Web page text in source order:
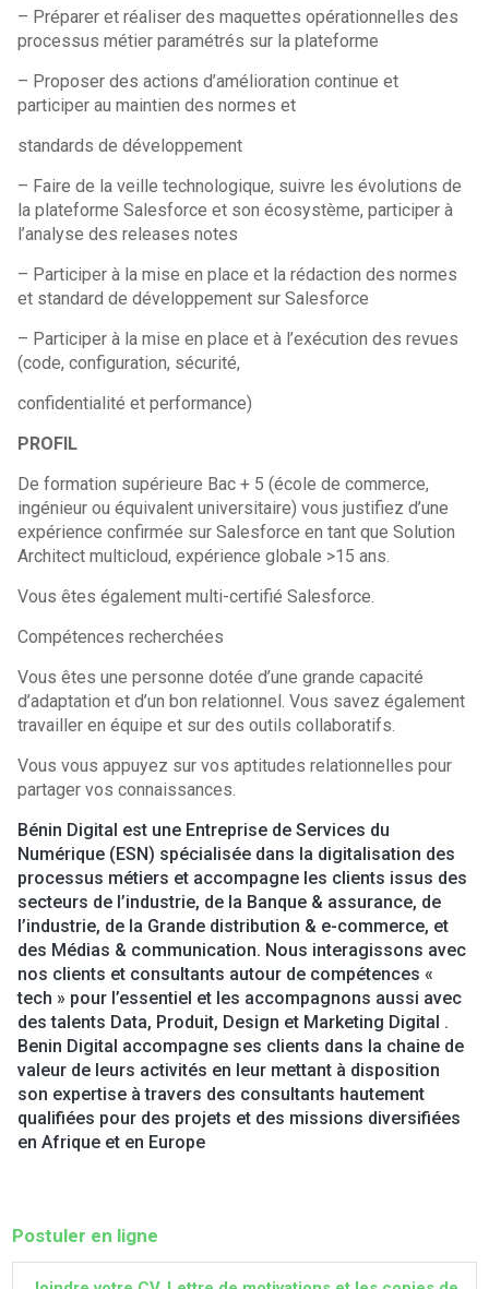
– Préparer et réaliser des maquettes opérationnelles des
processus métier paramétrés sur la plateforme
– Proposer des actions d’amélioration continue et
participer au maintien des normes et
standards de développement
– Faire de la veille technologique, suivre les évolutions de
la plateforme Salesforce et son écosystème, participer à
l’analyse des releases notes
– Participer à la mise en place et la rédaction des normes
et standard de développement sur Salesforce
– Participer à la mise en place et à l’exécution des revues
(code, configuration, sécurité,
confidentialité et performance)
PROFIL
De formation supérieure Bac + 5 (école de commerce,
ingénieur ou équivalent universitaire) vous justifiez d’une
expérience confirmée sur Salesforce en tant que Solution
Architect multicloud, expérience globale >15 ans.
Vous êtes également multi-certifié Salesforce.
Compétences recherchées
Vous êtes une personne dotée d’une grande capacité
d’adaptation et d’un bon relationnel. Vous savez également
travailler en équipe et sur des outils collaboratifs.
Vous vous appuyez sur vos aptitudes relationnelles pour
partager vos connaissances.
Bénin Digital est une Entreprise de Services du
Numérique (ESN) spécialisée dans la digitalisation des
processus métiers et accompagne les clients issus des
secteurs de l’industrie, de la Banque & assurance, de
l’industrie, de la Grande distribution & e-commerce, et
des Médias & communication. Nous interagissons avec
nos clients et consultants autour de compétences «
tech » pour l’essentiel et les accompagnons aussi avec
des talents Data, Produit, Design et Marketing Digital .
Benin Digital accompagne ses clients dans la chaine de
valeur de leurs activités en leur mettant à disposition
son expertise à travers des consultants hautement
qualifiées pour des projets et des missions diversifiées
en Afrique et en Europe
Postuler en ligne